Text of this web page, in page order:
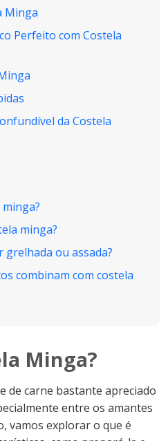
Minga
Perfeito com Costela
da Costela
minga?
ou assada?
combinam com costela
Minga?
de carne bastante apreciado
entre os amantes
vamos explorar o que é